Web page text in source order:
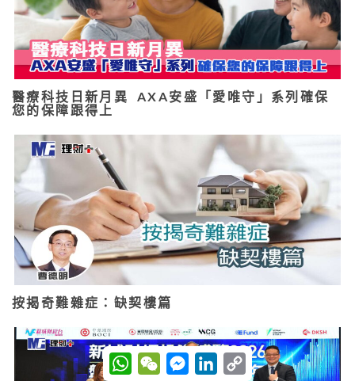
醫療科技日新月異 AXA安盛「愛唯守」系列確保
您的保障跟得上
按揭奇難雜症：缺契樓篇
W
h
W
e
M
e
L
C
o